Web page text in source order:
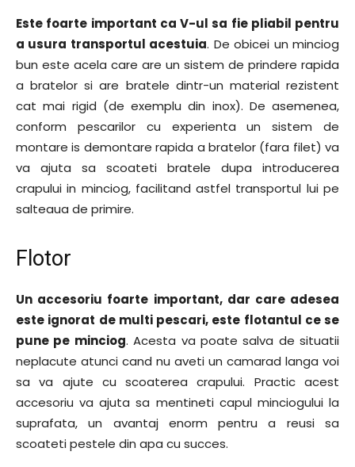
Este foarte important ca V-ul sa fie pliabil pentru
a usura transportul acestuia. De obicei un minciog
bun este acela care are un sistem de prindere rapida
a bratelor si are bratele dintr-un material rezistent
cat mai rigid (de exemplu din inox). De asemenea,
conform pescarilor cu experienta un sistem de
montare is demontare rapida a bratelor (fara filet) va
va ajuta sa scoateti bratele dupa introducerea
crapului in minciog, facilitand astfel transportul lui pe
salteaua de primire.
Flotor
Un accesoriu foarte important, dar care adesea
este ignorat de multi pescari, este flotantul ce se
pune pe minciog. Acesta va poate salva de situatii
neplacute atunci cand nu aveti un camarad langa voi
sa va ajute cu scoaterea crapului. Practic acest
accesoriu va ajuta sa mentineti capul minciogului la
suprafata, un avantaj enorm pentru a reusi sa
scoateti pestele din apa cu succes.